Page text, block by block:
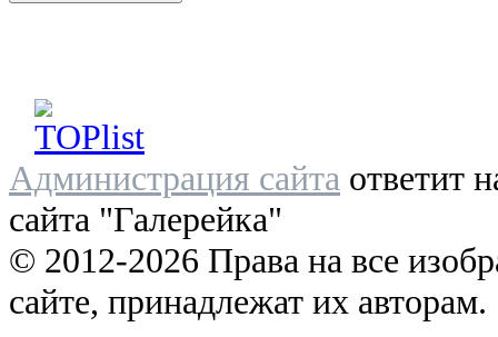
Администрация сайта ответит
сайта "Галерейка"
© 2012-2026 Права на все
сайте, принадлежат их авторам.